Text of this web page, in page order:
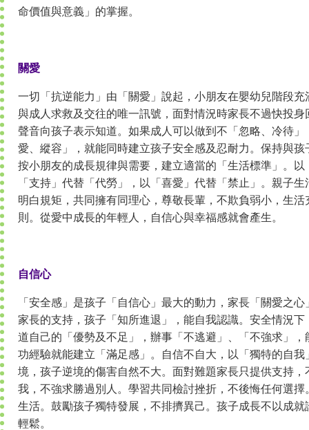
命價值與意義」的掌握。
關愛
一切「抗逆能力」由「關愛」說起，小朋友在嬰幼兒階段
與成人求救及交往的唯一訊號，面對情況時家長不過快投
聲音向孩子表示知道。如果成人可以做到不「忽略、冷待
愛、縱容」，就能同時建立孩子安全感及忍耐力。保持與
按小朋友的成長規律與需要，建立適當的「生活標準」。
「支持」代替「代勞」，以「喜愛」代替「禁止」。親子
明白規矩，共同擁有同理心，尊敬長輩，不欺負弱小，生
則。從愛中成長的年輕人，自信心與幸福感就會產生。
自信心
「安全感」是孩子「自信心」最大的動力，家長「關愛之
家長的支持，孩子「知所進退」，能自我認識。安全情況
道自己的「優勢及不足」，辦事「不逃避」、「不強求」
功經驗就能建立「滿足感」。自信不自大，以「獨特的自
境，孩子逆境的傷害自然不大。面對難題家長只提供支持
我，不強求勝過別人。學習共同檢討挫折，不後悔任何選
生活。鼓勵孩子獨特發展，不排擠異己。孩子成長不以成
輕鬆。